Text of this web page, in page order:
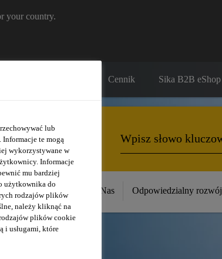
your country.
Cennik Sika B2B eShop
Szkolenia Sika O Nas Odpowiedzialny rozwój
lub
te mogą
wykorzystywane w
Informacje
mu bardziej
użytkownika do
rodzajów plików
należy kliknąć na
plików cookie
i usługami, które